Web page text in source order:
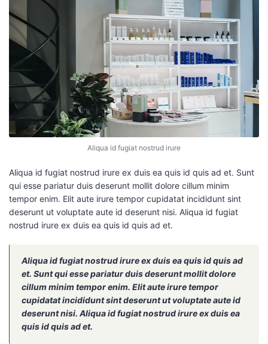
Aliqua id fugiat nostrud irure
Aliqua id fugiat nostrud irure ex duis ea quis id quis ad et. Sunt
qui esse pariatur duis deserunt mollit dolore cillum minim
tempor enim. Elit aute irure tempor cupidatat incididunt sint
deserunt ut voluptate aute id deserunt nisi. Aliqua id fugiat
nostrud irure ex duis ea quis id quis ad et.
Aliqua id fugiat nostrud irure ex duis ea quis id quis ad
et. Sunt qui esse pariatur duis deserunt mollit dolore
cillum minim tempor enim. Elit aute irure tempor
cupidatat incididunt sint deserunt ut voluptate aute id
deserunt nisi. Aliqua id fugiat nostrud irure ex duis ea
quis id quis ad et.